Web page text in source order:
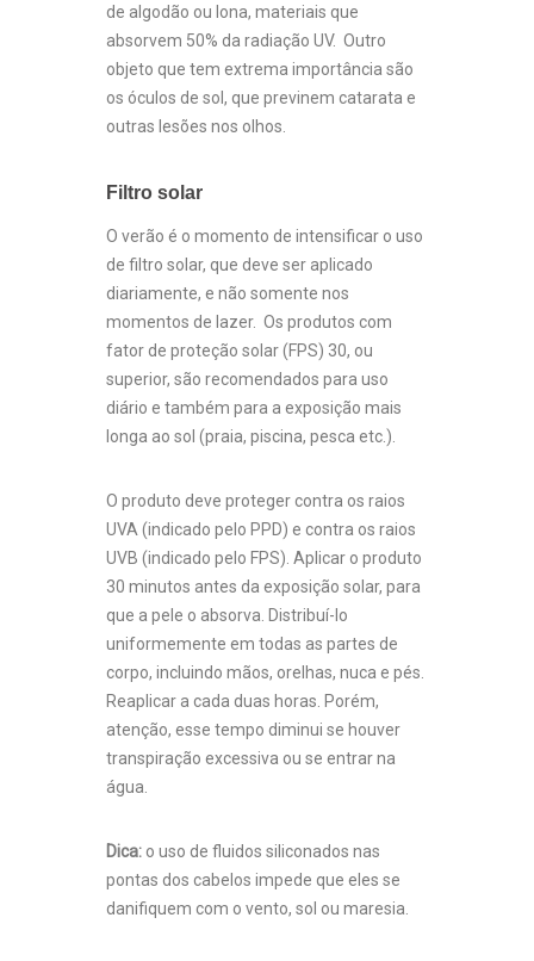
de algodão ou lona, materiais que
absorvem 50% da radiação UV. Outro
objeto que tem extrema importância são
os óculos de sol, que previnem catarata e
outras lesões nos olhos.
Filtro solar
O verão é o momento de intensificar o uso
de filtro solar, que deve ser aplicado
diariamente, e não somente nos
momentos de lazer. Os produtos com
fator de proteção solar (FPS) 30, ou
superior, são recomendados para uso
diário e também para a exposição mais
longa ao sol (praia, piscina, pesca etc.).
O produto deve proteger contra os raios
UVA (indicado pelo PPD) e contra os raios
UVB (indicado pelo FPS). Aplicar o produto
30 minutos antes da exposição solar, para
que a pele o absorva. Distribuí-lo
uniformemente em todas as partes de
corpo, incluindo mãos, orelhas, nuca e pés.
Reaplicar a cada duas horas. Porém,
atenção, esse tempo diminui se houver
transpiração excessiva ou se entrar na
água.
Dica: o uso de fluidos siliconados nas
pontas dos cabelos impede que eles se
danifiquem com o vento, sol ou maresia.